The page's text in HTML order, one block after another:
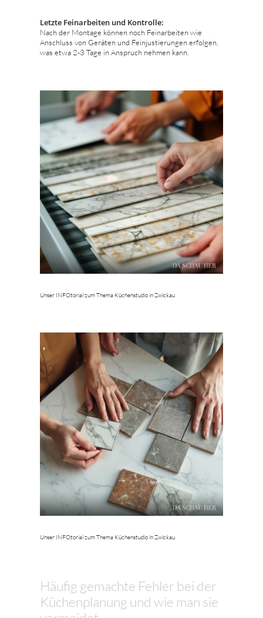
Letzte Feinarbeiten und Kontrolle:
Nach der Montage können noch Feinarbeiten wie
Anschluss von Geräten und Feinjustierungen erfolgen,
was etwa 2-3 Tage in Anspruch nehmen kann.
Unser INFOtorial zum Thema Küchenstudio in Zwickau
Unser INFOtorial zum Thema Küchenstudio in Zwickau
Häufig gemachte Fehler bei der
Küchenplanung und wie man sie